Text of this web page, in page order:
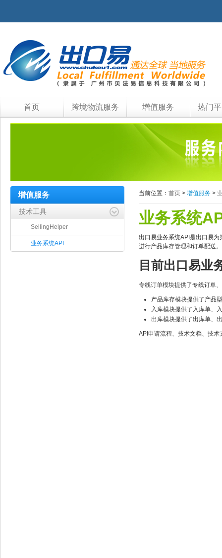
首页 跨境物流服务 增值服务 热门
增值服务
技术工具
SellingHelper
业务系统API
当前位置： 首页 > 增值服务 >
业务系统
出口易业务系统API是出口易
进行产品库存管理和订单配送
目前出口易业
专线订单模块提供了专线订单
产品库存模块提供了产品
入库模块提供了入库单、
出库模块提供了出库单、
API申请流程、技术文档、技